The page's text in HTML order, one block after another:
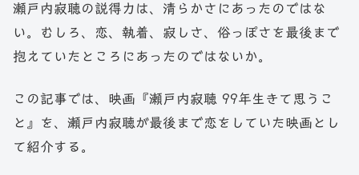
瀬戸内寂聴の説得力は、清らかさにあったのではな
い。むしろ、恋、執着、寂しさ、俗っぽさを最後まで
抱えていたところにあったのではないか。
この記事では、映画『瀬戸内寂聴 99年生きて思うこ
と』を、瀬戸内寂聴が最後まで恋をしていた映画とし
て紹介する。